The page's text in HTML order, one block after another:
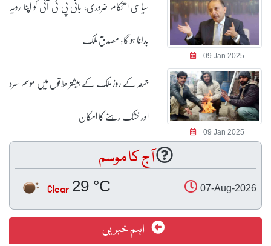
09 Jan 2025
سیاسی استحکام ضروری، بانی پی ٹی آئی کو اپنا رویہ
بدلنا ہو گا: مصدق ملک
09 Jan 2025
جمعہ کے روز ملک کے بیشتر علاقوں میں موسم سرد
اور خشک رہنے کا امکان
آج کا موسم
07-Aug-2026
29 °C
Clear
اہم خبریں